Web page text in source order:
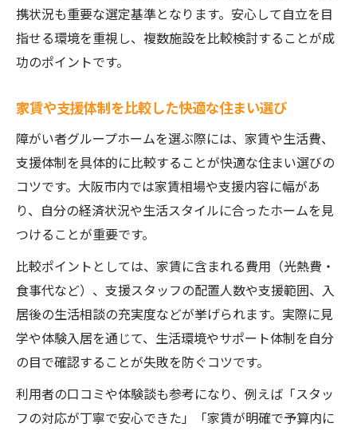
携状況も重要な選定基準となります。安心して自立を目
指せる環境を重視し、複数施設を比較検討することが成
功のポイントです。
家賃や支援体制を比較した快適な住まい選び
障がい者グループホームを選ぶ際には、家賃や生活費、
支援体制を具体的に比較することが快適な住まい選びの
コツです。大阪市内では家賃相場や支援内容に幅があ
り、自分の経済状況や生活スタイルに合ったホームを見
つけることが重要です。
比較ポイントとしては、家賃に含まれる費用（光熱費・
食事代など）、支援スタッフの配置人数や支援範囲、入
居後の生活相談の充実度などが挙げられます。実際に見
学や体験入居を通じて、生活環境やサポート体制を自分
の目で確認することが失敗を防ぐコツです。
利用者の口コミや体験談も参考になり、例えば「スタッ
フの対応が丁寧で安心できた」「家賃が明確で予算内に